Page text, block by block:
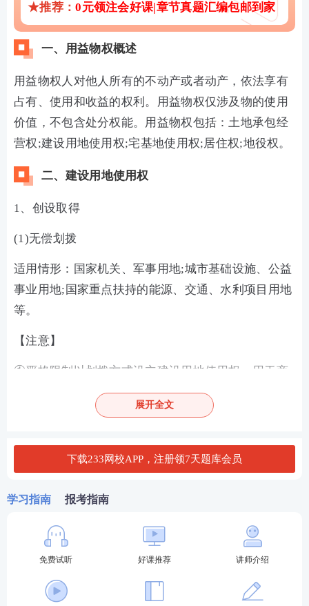
★推荐：0元领注会好课|章节真题汇编包邮到家
一、用益物权概述
用益物权人对他人所有的不动产或者动产，依法享有
占有、使用和收益的权利。用益物权仅涉及物的使用
价值，不包含处分权能。用益物权包括：土地承包经
营权;建设用地使用权;宅基地使用权;居住权;地役权。
二、建设用地使用权
1、创设取得
(1)无偿划拨
适用情形：国家机关、军事用地;城市基础设施、公益
事业用地;国家重点扶持的能源、交通、水利项目用地
等。
【注意】
①严格限制以划拨方式设立建设用地使用权。用于商
业开发的建设用地不得以划拨方式取得建设用地使用
②除法律、行政法规另有规定外，没有使用期限的限
(2)有偿出让
土地使用权出让，可采取拍卖、招标或双方协议。工
业、商业、旅游、娱乐和商品住宅等经营性用地以及
同一宗地有两个以上意向用地者的，应当以招标、拍
卖或者挂牌方式出让。
展开全文
下载233网校APP，注册领7天题库会员
学习指南 报考指南
免费试听 好课推荐 讲师介绍